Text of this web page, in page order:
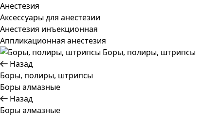
Анестезия
Аксессуары для анестезии
Анестезия инъекционная
Аппликационная анестезия
Боры, полиры, штрипсы
Назад
Боры, полиры, штрипсы
Боры алмазные
Назад
Боры алмазные